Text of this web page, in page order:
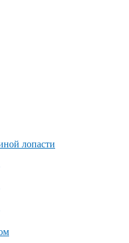
лопасти